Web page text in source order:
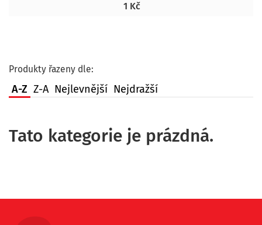
1 Kč
Produkty řazeny dle:
A-Z Z-A Nejlevnější Nejdražší
Tato kategorie je prázdná.